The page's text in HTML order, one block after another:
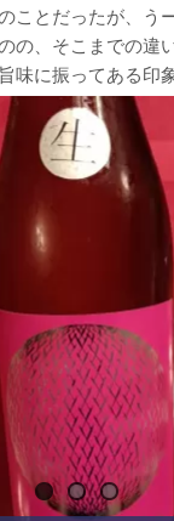
ことだったが、う
の、そこまでの違
味に振ってある印象